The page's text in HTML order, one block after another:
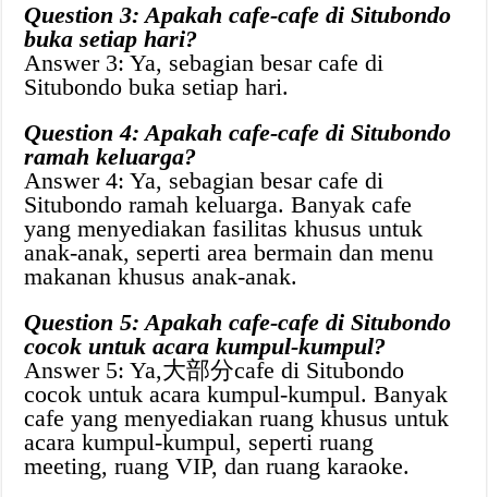
Question 3: Apakah cafe-cafe di Situbondo
buka setiap hari?
Answer 3: Ya, sebagian besar cafe di
Situbondo buka setiap hari.
Question 4: Apakah cafe-cafe di Situbondo
ramah keluarga?
Answer 4: Ya, sebagian besar cafe di
Situbondo ramah keluarga. Banyak cafe
yang menyediakan fasilitas khusus untuk
anak-anak, seperti area bermain dan menu
makanan khusus anak-anak.
Question 5: Apakah cafe-cafe di Situbondo
cocok untuk acara kumpul-kumpul?
Answer 5: Ya,大部分cafe di Situbondo
cocok untuk acara kumpul-kumpul. Banyak
cafe yang menyediakan ruang khusus untuk
acara kumpul-kumpul, seperti ruang
meeting, ruang VIP, dan ruang karaoke.